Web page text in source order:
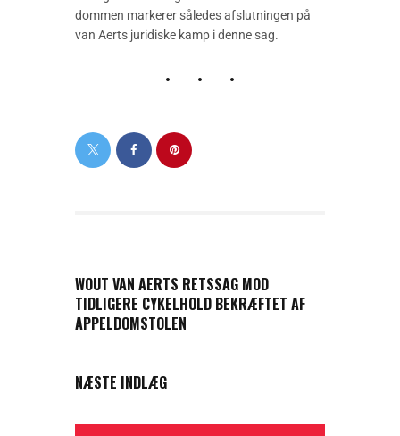
dommen markerer således afslutningen på
van Aerts juridiske kamp i denne sag.
WOUT VAN AERTS RETSSAG MOD
TIDLIGERE CYKELHOLD BEKRÆFTET AF
APPELDOMSTOLEN
NÆSTE INDLÆG